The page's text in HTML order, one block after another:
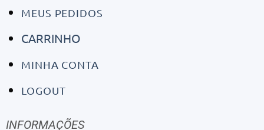
MEUS PEDIDOS
CARRINHO
MINHA CONTA
LOGOUT
INFORMAÇÕES